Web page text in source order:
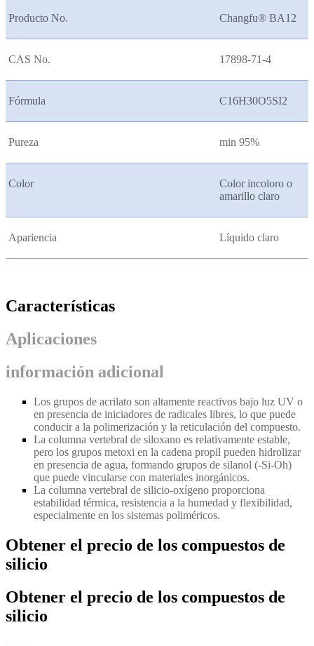
Producto No. Changfu® BA12
CAS No. 17898-71-4
Fórmula C16H30O5SI2
Pureza min 95%
Color
Color incoloro o
amarillo claro
Apariencia Líquido claro
Características
Aplicaciones
información adicional
Los grupos de acrilato son altamente reactivos bajo luz UV o
en presencia de iniciadores de radicales libres, lo que puede
conducir a la polimerización y la reticulación del compuesto.
La columna vertebral de siloxano es relativamente estable,
pero los grupos metoxi en la cadena propil pueden hidrolizar
en presencia de agua, formando grupos de silanol (-Si-Oh)
que puede vincularse con materiales inorgánicos.
La columna vertebral de silicio-oxígeno proporciona
estabilidad térmica, resistencia a la humedad y flexibilidad,
especialmente en los sistemas poliméricos.
Obtener el precio de los compuestos de
silicio
Obtener el precio de los compuestos de
silicio